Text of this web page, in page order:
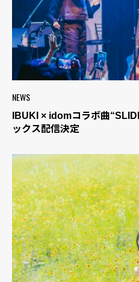
NEWS
IBUKI × idomコラボ曲
ックス配信決定